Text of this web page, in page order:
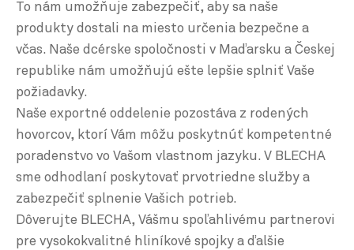
To nám umožňuje zabezpečiť, aby sa naše
produkty dostali na miesto určenia bezpečne a
včas. Naše dcérske spoločnosti v Maďarsku a Českej
republike nám umožňujú ešte lepšie splniť Vaše
požiadavky.
Naše exportné oddelenie pozostáva z rodených
hovorcov, ktorí Vám môžu poskytnúť kompetentné
poradenstvo vo Vašom vlastnom jazyku. V BLECHA
sme odhodlaní poskytovať prvotriedne služby a
zabezpečiť splnenie Vašich potrieb.
Dôverujte BLECHA, Vášmu spoľahlivému partnerovi
pre vysokokvalitné hliníkové spojky a ďalšie